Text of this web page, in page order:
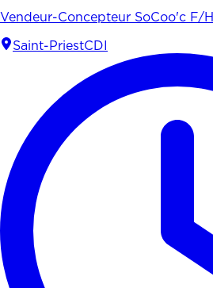
Vendeur-Concepteur SoCoo'c F/H
Saint-PriestCDI